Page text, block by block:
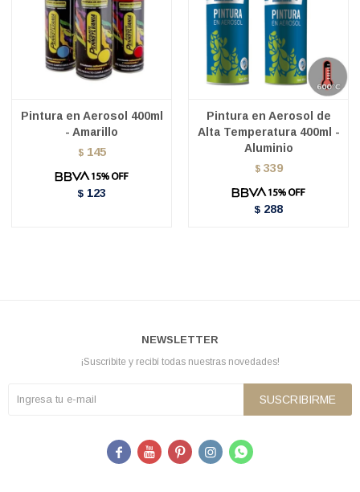
Pintura en Aerosol 400ml
- Amarillo
$ 145
$ 123
Pintura en Aerosol de
Alta Temperatura 400ml -
Aluminio
$ 339
$ 288
NEWSLETTER
¡Suscribite y recibí todas nuestras novedades!
SUSCRIBIRME
    